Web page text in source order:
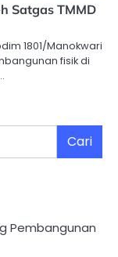
Satgas TMMD
1801/Manokwari
fisik di
Cari
Pembangunan